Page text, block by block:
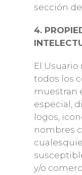
sección
4.
El
todos los
muestran
especial,
logos,
nombres
y/o